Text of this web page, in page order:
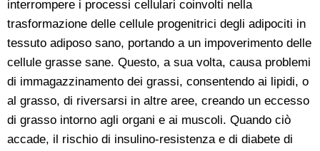
interrompere i processi cellulari coinvolti nella
trasformazione delle cellule progenitrici degli adipociti in
tessuto adiposo sano, portando a un impoverimento delle
cellule grasse sane. Questo, a sua volta, causa problemi
di immagazzinamento dei grassi, consentendo ai lipidi, o
al grasso, di riversarsi in altre aree, creando un eccesso
di grasso intorno agli organi e ai muscoli. Quando ciò
accade, il rischio di insulino-resistenza e di diabete di